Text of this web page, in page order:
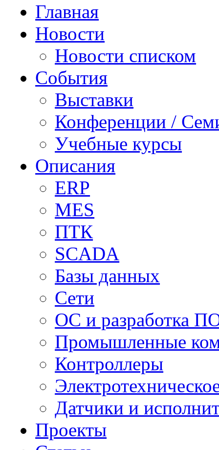
Главная
Новости
Новости списком
События
Выставки
Конференции /
Учебные курсы
Описания
ERP
MES
ПТК
SCADA
Базы данных
Сети
ОС и разработка
Промышленные
Контроллеры
Датчики и
Проекты